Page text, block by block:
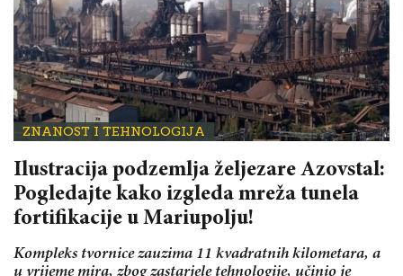
ZNANOST I TEHNOLOGIJA
Ilustracija podzemlja željezare Azovstal:
Pogledajte kako izgleda mreža tunela
fortifikacije u Mariupolju!
Kompleks tvornice zauzima 11 kvadratnih kilometara, a
u vrijeme mira, zbog zastarjele tehnologije, učinio je